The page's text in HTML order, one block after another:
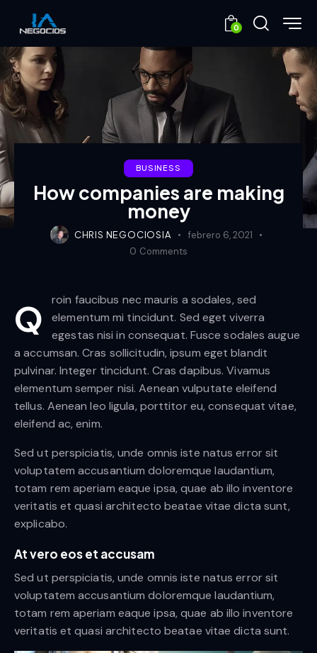
0
BUSINESS
How companies are making
money
CHRIS NEGOCIOSIA
febrero 6, 2021
0 Comments
Q
roin faucibus nec mauris a sodales, sed
elementum mi tincidunt. Sed eget viverra
egestas nisi in consequat. Fusce sodales augue
a accumsan. Cras sollicitudin, ipsum eget blandit
pulvinar. Integer tincidunt. Cras dapibus. Vivamus
elementum semper nisi. Aenean vulputate eleifend
tellus. Aenean leo ligula, porttitor eu, consequat vitae,
eleifend ac, enim.
Sed ut perspiciatis, unde omnis iste natus error sit
voluptatem accusantium doloremque laudantium,
totam rem aperiam eaque ipsa, quae ab illo inventore
veritatis et quasi architecto beatae vitae dicta sunt,
explicabo.
At vero eos et accusam
Sed ut perspiciatis, unde omnis iste natus error sit
voluptatem accusantium doloremque laudantium,
totam rem aperiam eaque ipsa, quae ab illo inventore
veritatis et quasi architecto beatae vitae dicta sunt.